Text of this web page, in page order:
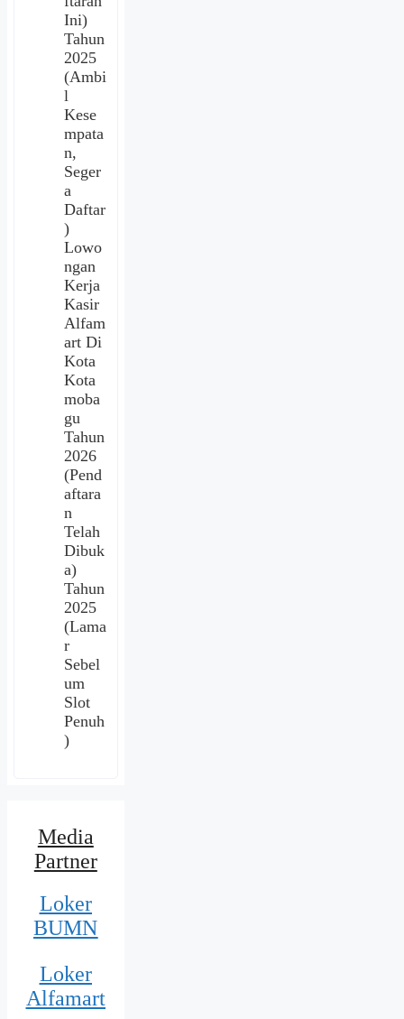
Ini)
Tahun
2025
(Ambi
l
Kese
mpata
n,
Seger
a
Daftar
)
Lowo
ngan
Kerja
Kasir
Alfam
art Di
Kota
Kota
moba
gu
Tahun
2026
(Pend
aftara
n
Telah
Dibuk
a)
Tahun
2025
(Lama
r
Sebel
um
Slot
Penuh
)
Media
Partner
Loker
BUMN
Loker
Alfamart